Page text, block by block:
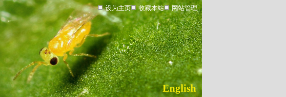
设为主页 收藏本站 网站管理
English